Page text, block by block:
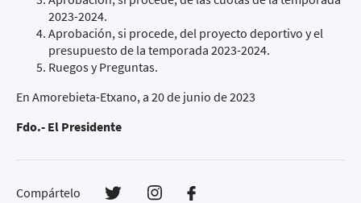
2023-2024.
Aprobación, si procede, del proyecto deportivo y el
presupuesto de la temporada 2023-2024.
Ruegos y Preguntas.
En Amorebieta-Etxano, a 20 de junio de 2023
Fdo.- El Presidente
Compártelo